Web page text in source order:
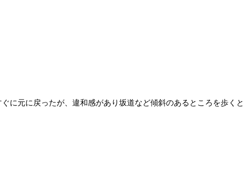
に元に戻ったが、違和感があり坂道など傾斜のあるところを歩くと